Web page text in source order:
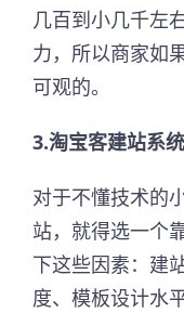
几百到小几千左
力，所以商家如
可观的。
3.淘宝客建站系
对于不懂技术的
站，就得选一个
下这些因素：建
度、模板设计水